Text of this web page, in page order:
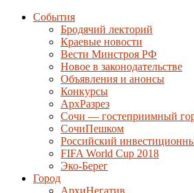
События
Бродячий лекторий
Краевые новости
Вести Минстроя РФ
Новое в законодательстве
Объявления и анонсы
Конкурсы
АрхРазрез
Сочи — гостеприимный
СочиПешком
Российский
FIFA World Cup 2018
Эко-Берег
Город
АрхиНегатив